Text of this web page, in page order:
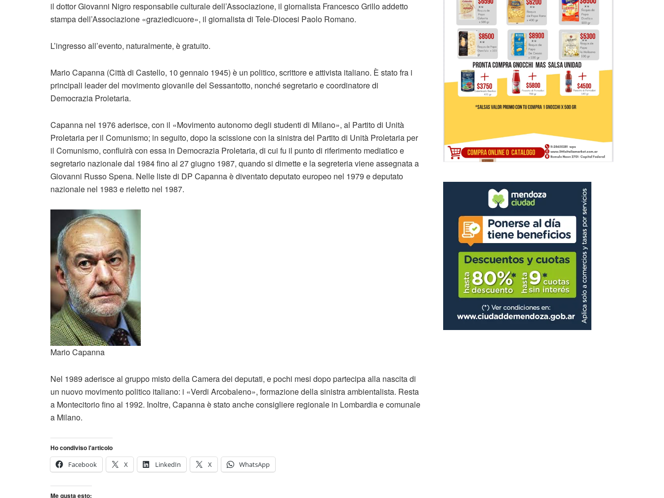
il dottor Giovanni Nigro responsabile culturale dell’Associazione, il giornalista Francesco Grillo addetto
stampa dell’Associazione «graziedicuore», il giornalista di Tele-Diocesi Paolo Romano.
L’ingresso all’evento, naturalmente, è gratuito.
Mario Capanna (Città di Castello, 10 gennaio 1945) è un politico, scrittore e attivista italiano. È stato fra i
principali leader del movimento giovanile del Sessantotto, nonché segretario e coordinatore di
Democrazia Proletaria.
Capanna nel 1976 aderisce, con il «Movimento autonomo degli studenti di Milano», al Partito di Unità
Proletaria per il Comunismo; in seguito, dopo la scissione con la sinistra del Partito di Unità Proletaria per
il Comunismo, confluirà con essa in Democrazia Proletaria, di cui fu il punto di riferimento mediatico e
segretario nazionale dal 1984 fino al 27 giugno 1987, quando si dimette e la segreteria viene assegnata a
Giovanni Russo Spena. Nelle liste di DP Capanna è diventato deputato europeo nel 1979 e deputato
nazionale nel 1983 e rieletto nel 1987.
Mario Capanna
Nel 1989 aderisce al gruppo misto della Camera dei deputati, e pochi mesi dopo partecipa alla nascita di
un nuovo movimento politico italiano: i «Verdi Arcobaleno», formazione della sinistra ambientalista. Resta
a Montecitorio fino al 1992. Inoltre, Capanna è stato anche consigliere regionale in Lombardia e comunale
a Milano.
Ho condiviso l'articolo
Facebook
X LinkedIn X WhatsApp
Me gusta esto: